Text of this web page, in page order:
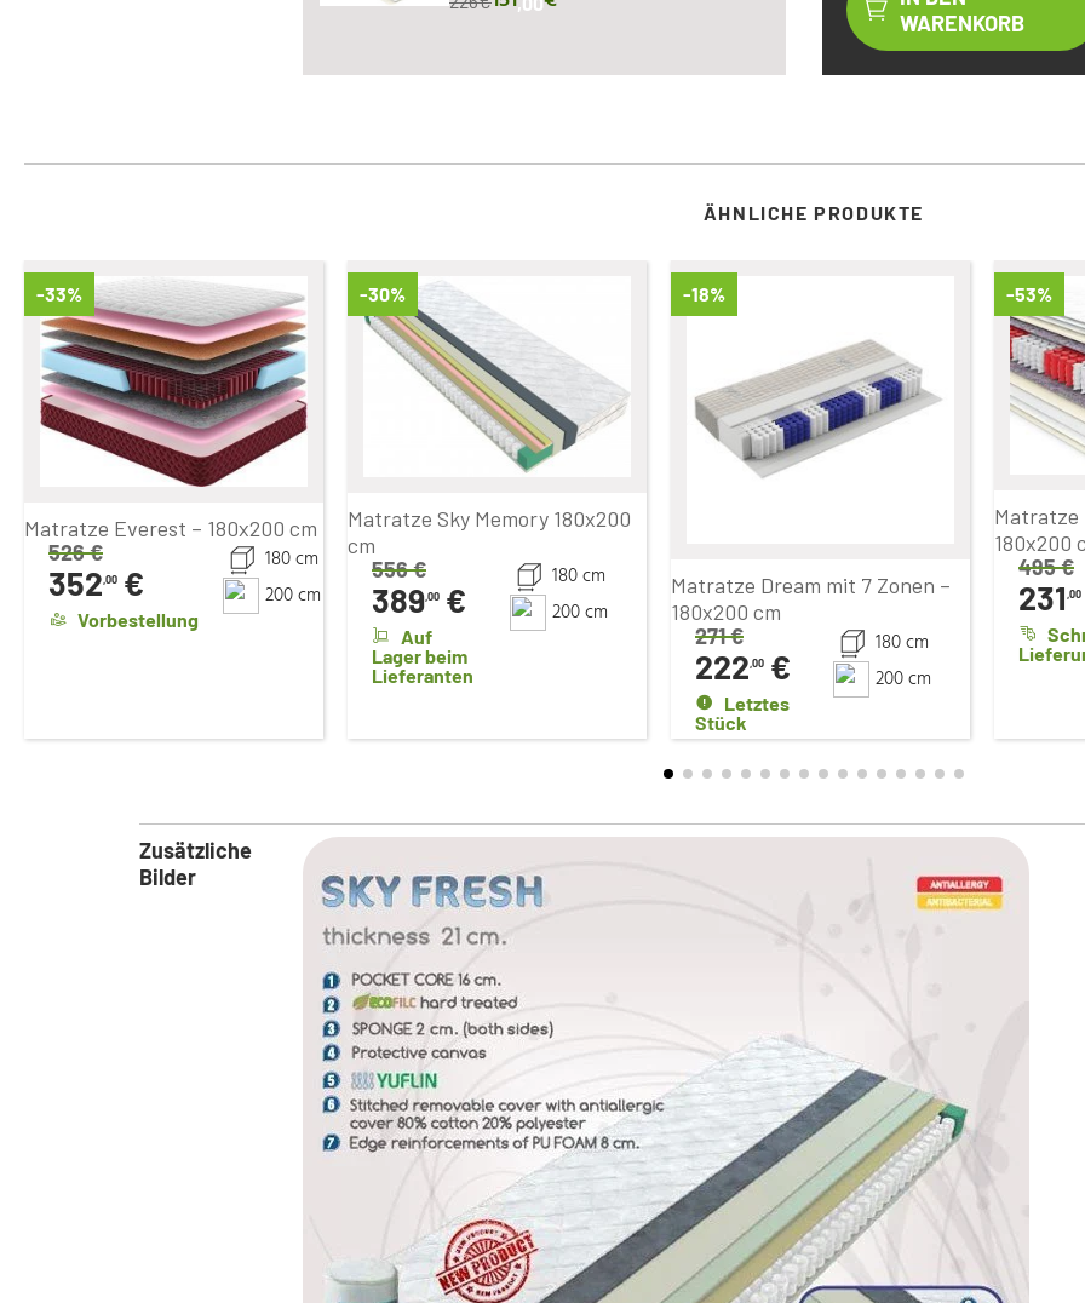
WARENKORB
ÄHNLICHE PRODUKTE
-33%
Matratze Everest – 180x200 cm
526€
352,00 €
Vorbestellung
180 cm
200 cm
-30%
Matratze Sky Memory 180x200
cm
556€
389,00 €
Auf
Lager beim
Lieferanten
180 cm
200 cm
-18%
Matratze Dream mit 7 Zonen –
180x200 cm
271€
222,00 €
Letztes
Stück
180 cm
200 cm
-53%
Matratze
180x200
495€
231 ,00
Zusätzliche
Bilder